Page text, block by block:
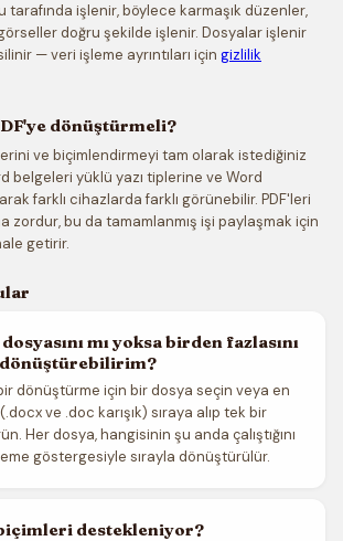
işlenir, böylece karmaşık düzenler,
doğru şekilde işlenir. Dosyalar işlenir
— veri işleme ayrıntıları için gizlilik
dönüştürmeli?
ve biçimlendirmeyi tam olarak istediğiniz
belgeleri yüklü yazı tiplerine ve Word
farklı cihazlarda farklı görünebilir. PDF'leri
zordur, bu da tamamlanmış işi paylaşmak için
getirir.
mı yoksa birden fazlasını
dönüştürebilirim?
dönüştürme için bir dosya seçin veya en
ve .doc karışık) sıraya alıp tek bir
Her dosya, hangisinin şu anda çalıştığını
göstergesiyle sırayla dönüştürülür.
destekleniyor?